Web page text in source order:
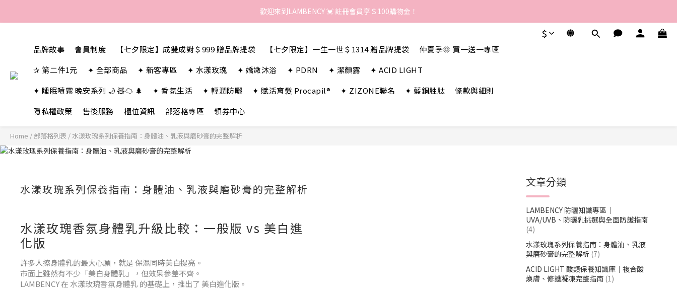
歡迎來到LAMBENCY 💓 註冊會員享＄100購物金！
歡迎來到LAMBENCY 💓 註冊會員享＄100購物金！
歡迎來到LAMBENCY 💓 註冊會員享＄100購物金！
$
品牌故事 會員制度 【七夕限定】成雙成對＄999 贈品牌提袋 【七夕限定】一生一世＄1314 贈品牌提袋
仲夏季🌞 買一送一專區
✰ 第二件1元
✦ 全部商品 ✦ 新客專區 ✦ 水漾玫瑰 ✦ 嬌嫩沐浴 ✦ PDRN ✦ 潔顏露
✦ ACID LIGHT
✦ 睡眠噴霧 晚安系列 🌙 🧸☁️ 🌲
✦ 香氛生活 ✦ 輕潤防曬 ✦ 賦活育髮 Procapil® ✦ ZIZONE聯名 ✦ 藍銅胜肽
條款與細則
隱私權政策
售後服務 櫃位資訊 部落格專區 領券中心
Home / 部落格列表 / 水漾玫瑰系列保養指南：身體油、乳液與磨砂膏的完整解析
水漾玫瑰系列保養指南：身體油、乳液與磨砂膏的完整解析
水漾玫瑰香氛身體乳升級比較：一般版 vs 美白進
化版
許多人擦身體乳的最大心願，就是 保濕同時美白提亮。
市面上雖然有不少「美白身體乳」，但效果參差不齊。
LAMBENCY 在 水漾玫瑰香氛身體乳 的基礎上，推出了 美白進化版。
文章分類
LAMBENCY 防曬知識專區｜
UVA/UVB、防曬乳挑選與全面防護指南
(4)
水漾玫瑰系列保養指南：身體油、乳液
與磨砂膏的完整解析 (7)
ACID LIGHT 酸類保養知識庫｜複合酸
煥膚、修護凝凍完整指南 (1)